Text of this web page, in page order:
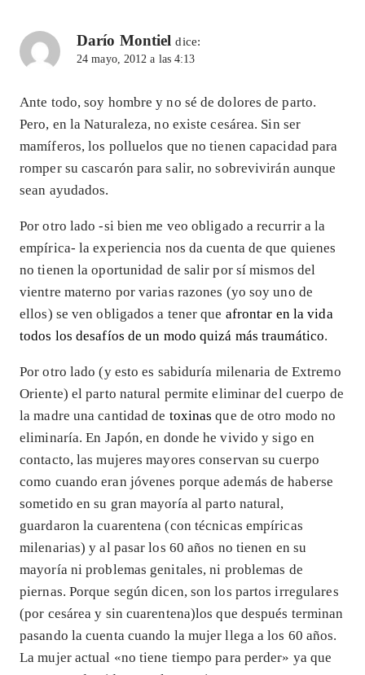
Darío Montiel dice:
24 mayo, 2012 a las 4:13
Ante todo, soy hombre y no sé de dolores de parto.
Pero, en la Naturaleza, no existe cesárea. Sin ser
mamíferos, los polluelos que no tienen capacidad para
romper su cascarón para salir, no sobrevivirán aunque
sean ayudados.
Por otro lado -si bien me veo obligado a recurrir a la
empírica- la experiencia nos da cuenta de que quienes
no tienen la oportunidad de salir por sí mismos del
vientre materno por varias razones (yo soy uno de
ellos) se ven obligados a tener que afrontar en la vida
todos los desafíos de un modo quizá más traumático.
Por otro lado (y esto es sabiduría milenaria de Extremo
Oriente) el parto natural permite eliminar del cuerpo de
la madre una cantidad de toxinasque de otro modo no
eliminaría. En Japón, en donde he vivido y sigo en
contacto, las mujeres mayores conservan su cuerpo
como cuando eran jóvenes porque además de haberse
sometido en su gran mayoría al parto natural,
guardaron la cuarentena (con técnicas empíricas
milenarias) y al pasar los 60 años no tienen en su
mayoría ni problemas genitales, ni problemas de
piernas. Porque según dicen, son los partos irregulares
(por cesárea y sin cuarentena)los que después terminan
pasando la cuenta cuando la mujer llega a los 60 años.
La mujer actual «no tiene tiempo para perder» ya que